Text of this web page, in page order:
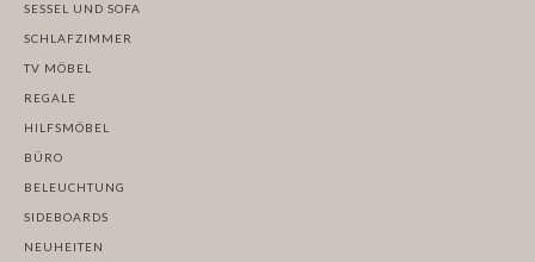
SESSEL UND SOFA
SCHLAFZIMMER
TV MÖBEL
REGALE
HILFSMÖBEL
BÜRO
BELEUCHTUNG
SIDEBOARDS
NEUHEITEN